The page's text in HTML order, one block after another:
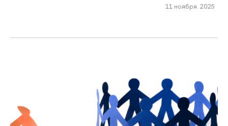
11 ноября 2025